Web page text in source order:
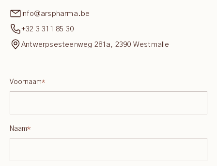
info@arspharma.be
+32 3 311 85 30
Antwerpsesteenweg 281a, 2390 Westmalle
Voornaam*
Naam*